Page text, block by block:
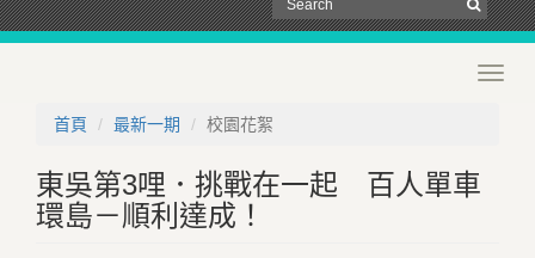
首頁
最新一期 校園花絮
東吳第3哩．挑戰在一起 百人單車
環島－順利達成！